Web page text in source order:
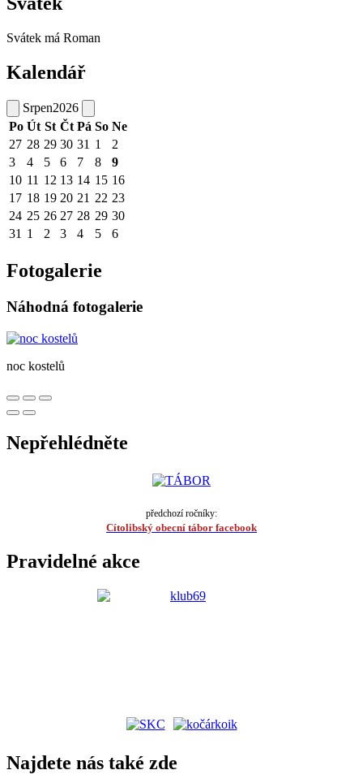
Svátek má Roman
Kalendář
Srpen2026
Po Út St Čt Pá So Ne
27 28 29 30 31 1
2
3
4 5 6 7 8
9
10 11 12 13 14 15 16
17 18 19 20 21 22 23
24 25 26 27 28 29 30
31 1 2 3 4 5 6
Fotogalerie
Náhodná fotogalerie
noc kostelů
Nepřehlédněte
předchozí ročníky:
Cítolibský obecní tábor facebook
Pravidelné akce
Najdete nás také zde